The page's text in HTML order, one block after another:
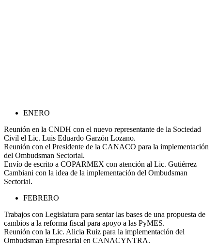
ENERO
Reunión en la CNDH con el nuevo representante de la Sociedad
Civil el Lic. Luis Eduardo Garzón Lozano.
Reunión con el Presidente de la CANACO para la implementación
del Ombudsman Sectorial.
Envío de escrito a COPARMEX con atención al Lic. Gutiérrez
Cambiani con la idea de la implementación del Ombudsman
Sectorial.
FEBRERO
Trabajos con Legislatura para sentar las bases de una propuesta de
cambios a la reforma fiscal para apoyo a las PyMES.
Reunión con la Lic. Alicia Ruiz para la implementación del
Ombudsman Empresarial en CANACYNTRA.